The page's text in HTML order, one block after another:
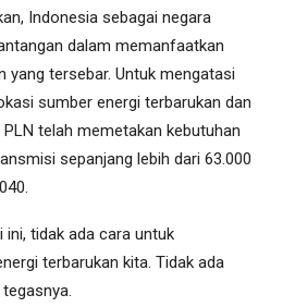
Indonesia sebagai negara
dalam memanfaatkan
yang tersebar. Untuk mengatasi
sumber energi terbarukan dan
telah memetakan kebutuhan
sepanjang lebih dari 63.000
ini, tidak ada cara untuk
terbarukan kita. Tidak ada